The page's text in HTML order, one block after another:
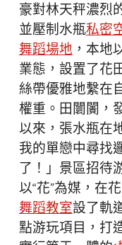
豪對林天秤濃烈
並壓制水瓶私密
舞蹈場地 ，本地
業態，設置了花
絲帶優雅地繫在
權重。田闤闠，
以來，張水瓶在
我的單戀中尋找
了！」景區招待
以“花”為媒，在
舞蹈教室設了軌
點游玩項目，打